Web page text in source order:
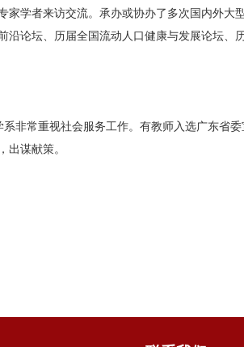
家学者来访交流。承办或协办了多次国内外大
沿论坛、历届全国流动人口健康与发展论坛、
系非常重视社会服务工作。有教师入选广东省
出谋献策。